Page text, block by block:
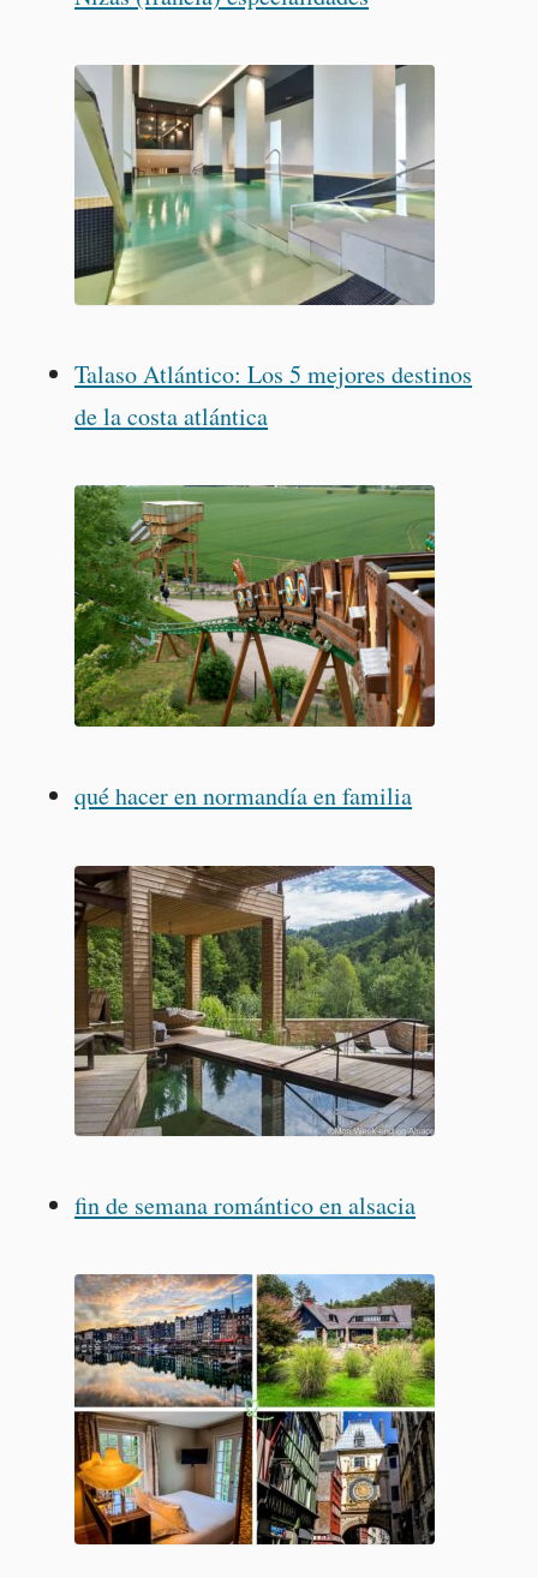
Talaso Atlántico: Los 5 mejores destinos
de la costa atlántica
qué hacer en normandía en familia
fin de semana romántico en alsacia